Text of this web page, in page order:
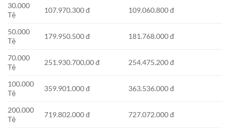
30.000
Tệ
107.970.300 đ 109.060.800 đ
50.000
Tệ
179.950.500 đ 181.768.000 đ
70.000
Tệ
251.930.700,00 đ 254.475.200 đ
100.000
Tệ
359.901.000 đ 363.536.000 đ
200.000
Tệ
719.802.000 đ 727.072.000 đ